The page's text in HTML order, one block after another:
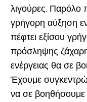
λιγούρες. Παρόλο
γρήγορη αύξηση
πέφτει εξίσου
πρόσληψης
ενέργειας θα σε
Έχουμε
να σε βοηθήσουμε